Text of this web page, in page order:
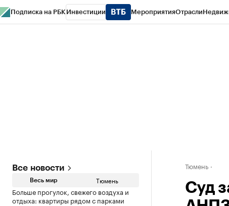
Подписка на РБК Инвестиции МероприятияОтрасли
Все новости
Весь мир Тюмень
Больше прогулок, свежего воздуха и
отдыха: квартиры рядом с парками
Тюмень
Суд